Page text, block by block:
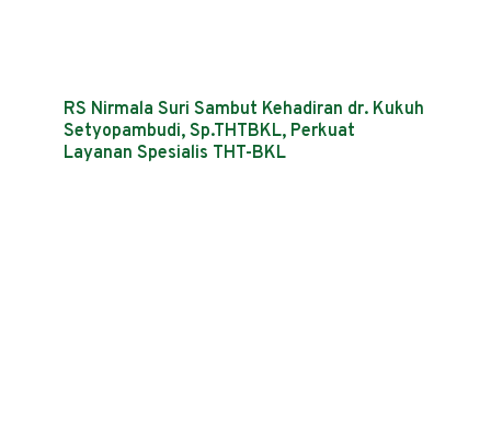
RS Nirmala Suri Sambut Kehadiran dr. Kukuh
Setyopambudi, Sp.THTBKL, Perkuat
Layanan Spesialis THT-BKL